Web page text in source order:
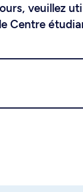
veuillez
Centre